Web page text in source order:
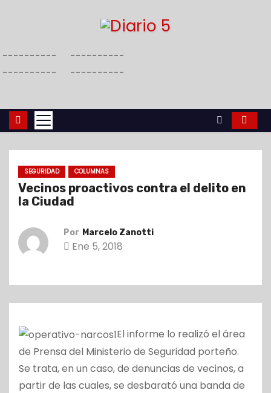
t
a
a
----------
----------
----------
----------
SEGURIDAD COLUMNAS
Vecinos proactivos contra el delito en
la Ciudad
Por Marcelo Zanotti
Ene 5, 2018
El informe lo realizó el área
de Prensa del Ministerio de Seguridad porteño.
Se trata, en un caso, de denuncias de vecinos, a
partir de las cuales, se desbarató una banda de